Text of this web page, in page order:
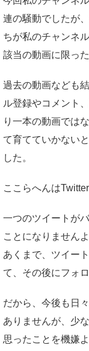
連の騒動でしたが
ちが私のチャンネ
該当の動画に限っ
過去の動画なども
ル登録やコメント
り一本の動画では
て育てていかない
した。
ここらへんは
一つのツイートが
ことになりませんよ
あくまで、ツイー
て、その後にフォ
だから、今後も日
ありませんが、少
思ったことを機嫌